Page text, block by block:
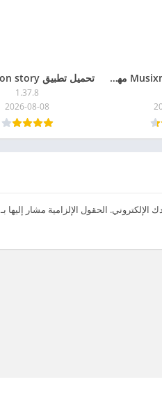
تحميل تطبيق Musixmatch مهكر 2026 للاندرويد
1.37.8
2026-08-08
الإلكتروني. الحقول الإلزامية مشار إليها بـ